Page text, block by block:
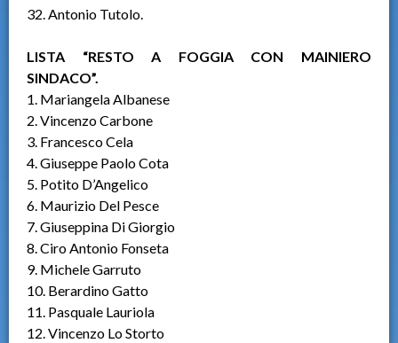
32. Antonio Tutolo.
LISTA “RESTO A FOGGIA CON MAINIERO
SINDACO”.
1. Mariangela Albanese
2. Vincenzo Carbone
3. Francesco Cela
4. Giuseppe Paolo Cota
5. Potito D’Angelico
6. Maurizio Del Pesce
7. Giuseppina Di Giorgio
8. Ciro Antonio Fonseta
9. Michele Garruto
10. Berardino Gatto
11. Pasquale Lauriola
12. Vincenzo Lo Storto